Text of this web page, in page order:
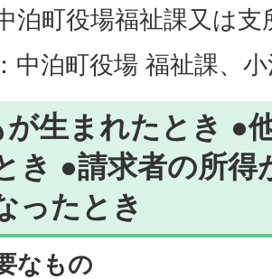
泊町役場福祉課又は
中泊町役場 福祉課、
が生まれたとき ●
き ●請求者の所得
ったとき
なもの